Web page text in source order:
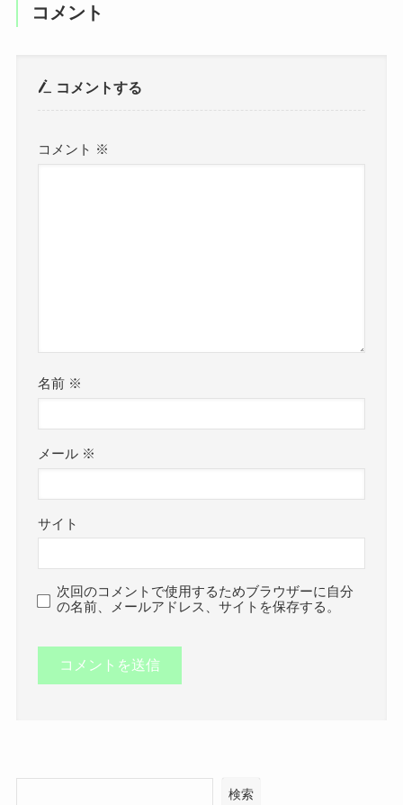
コメント
コメントする
コメント ※
名前 ※
メール ※
サイト
次回のコメントで使用するためブラウザーに自分
の名前、メールアドレス、サイトを保存する。
検索